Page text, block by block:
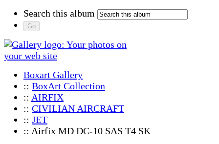
Search this album
Boxart Gallery
:: BoxArt Collection
:: AIRFIX
:: CIVILIAN AIRCRAFT
:: JET
:: Airfix MD DC-10 SAS T4 SK